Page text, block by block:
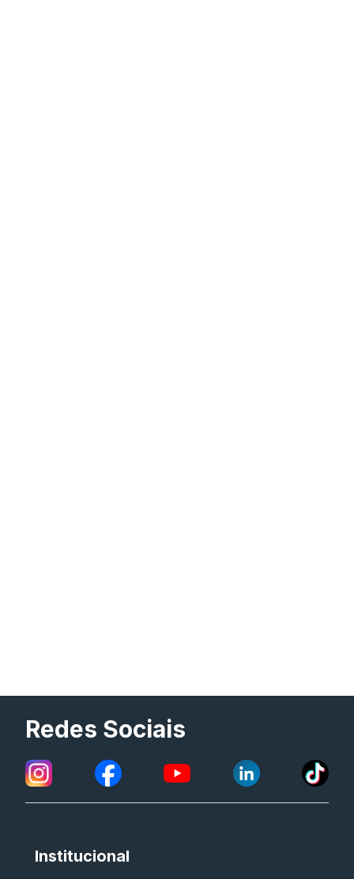
Redes Sociais
Institucional